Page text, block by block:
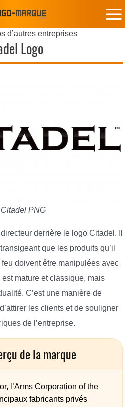
d’autres entreprises
Logo
PNG
derrière le logo Citadel. Il
que les produits qu’il
doivent être manipulées avec
mature et classique, mais
C’est une manière de
les clients et de souligner
de l’entreprise.
de la marque
l’Arms Corporation of the
fabricants privés